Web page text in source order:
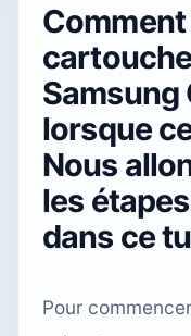
Samsung
lorsque
Nous
les
dans ce
Pour